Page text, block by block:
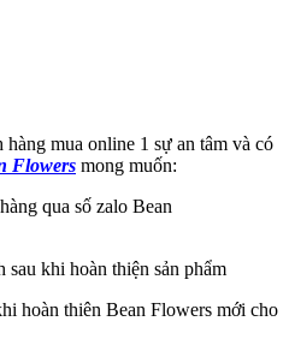
mua online 1 sự an tâm và có
Flowers mong muốn:
qua số zalo Bean
sau khi hoàn thiện sản phẩm
hoàn thiên Bean Flowers mới cho